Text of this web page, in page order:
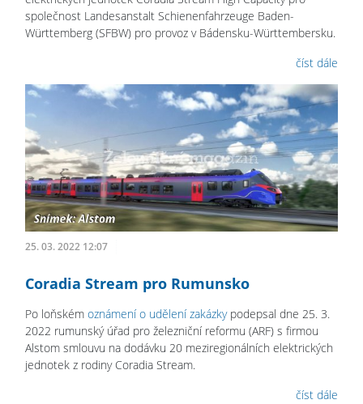
společnost Landesanstalt Schienenfahrzeuge Baden-
Württemberg (SFBW) pro provoz v Bádensku-Württembersku.
číst dále
25. 03. 2022 12:07
Coradia Stream pro Rumunsko
Po loňském oznámení o udělení zakázkypodepsal dne 25. 3.
2022 rumunský úřad pro železniční reformu (ARF) s firmou
Alstom smlouvu na dodávku 20 meziregionálních elektrických
jednotek z rodiny Coradia Stream.
číst dále